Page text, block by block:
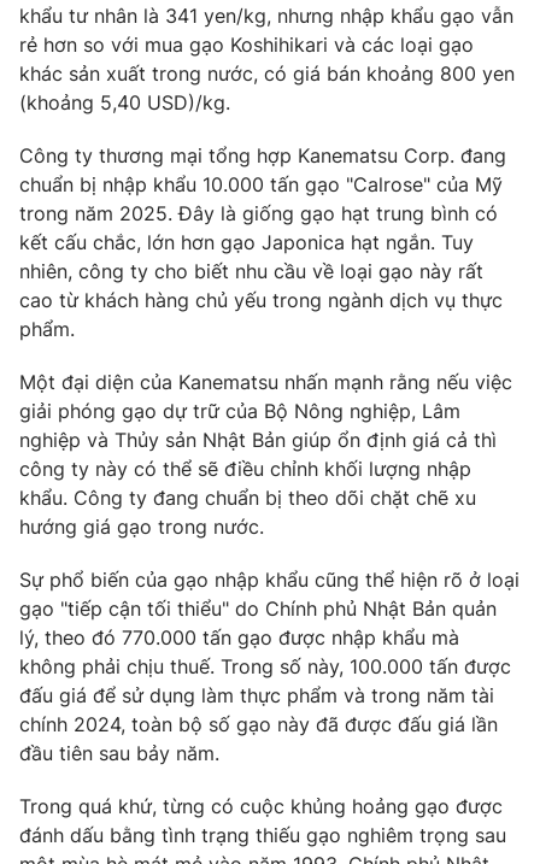
VTV Sức khoẻ Bất động sản
Thị trường 24h
VTV4 Vươn mình bằng AI
VTV9 VTV8
Liên hệ tòa soạn English
THỜI BÁO VTV
Cơ quan chủ quản: Đài Truyền hình Việt Nam
Cơ quan báo chí:Thời báo VTV
Giấy phép hoạt động báo in và báo điện tử số 483/GP-BTTTT
cấp ngày 29/12/2023
Tổng Biên tập:Vũ Thanh Thủy
Nguyễn Trọng Ninh
Tổng đài VTV:024.38 355 931 - 024.38 355 932
khẩu tư nhân là 341 yen/kg, nhưng nhập khẩu gạo vẫn
rẻ hơn so với mua gạo Koshihikari và các loại gạo
khác sản xuất trong nước, có giá bán khoảng 800 yen
(khoảng 5,40 USD)/kg.
Công ty thương mại tổng hợp Kanematsu Corp. đang
chuẩn bị nhập khẩu 10.000 tấn gạo "Calrose" của Mỹ
trong năm 2025. Đây là giống gạo hạt trung bình có
kết cấu chắc, lớn hơn gạo Japonica hạt ngắn. Tuy
nhiên, công ty cho biết nhu cầu về loại gạo này rất
cao từ khách hàng chủ yếu trong ngành dịch vụ thực
phẩm.
Một đại diện của Kanematsu nhấn mạnh rằng nếu việc
giải phóng gạo dự trữ của Bộ Nông nghiệp, Lâm
nghiệp và Thủy sản Nhật Bản giúp ổn định giá cả thì
công ty này có thể sẽ điều chỉnh khối lượng nhập
khẩu. Công ty đang chuẩn bị theo dõi chặt chẽ xu
hướng giá gạo trong nước.
Sự phổ biến của gạo nhập khẩu cũng thể hiện rõ ở loại
gạo "tiếp cận tối thiểu" do Chính phủ Nhật Bản quản
lý, theo đó 770.000 tấn gạo được nhập khẩu mà
không phải chịu thuế. Trong số này, 100.000 tấn được
đấu giá để sử dụng làm thực phẩm và trong năm tài
chính 2024, toàn bộ số gạo này đã được đấu giá lần
đầu tiên sau bảy năm.
Trong quá khứ, từng có cuộc khủng hoảng gạo được
đánh dấu bằng tình trạng thiếu gạo nghiêm trọng sau